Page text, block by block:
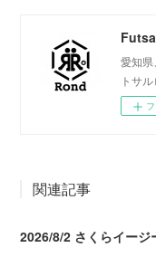
愛知
トサ
関連記事
2026/8/2 さくらイージ